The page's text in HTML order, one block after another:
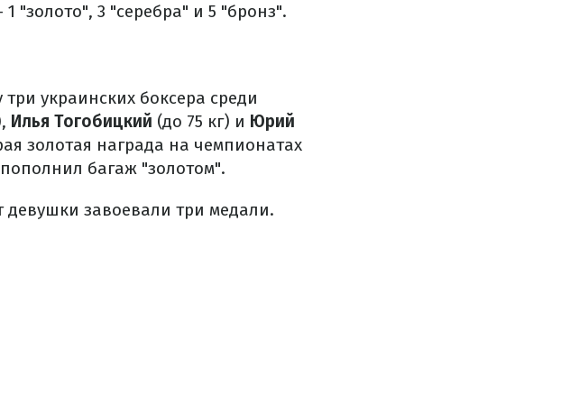
"золото", 3 "серебра" и 5 "бронз".
украинских боксера среди
Илья Тогобицкий (до 75 кг) и Юрий
золотая награда на чемпионатах
багаж "золотом".
девушки завоевали три медали.